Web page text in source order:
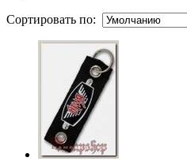
Сортировать по: